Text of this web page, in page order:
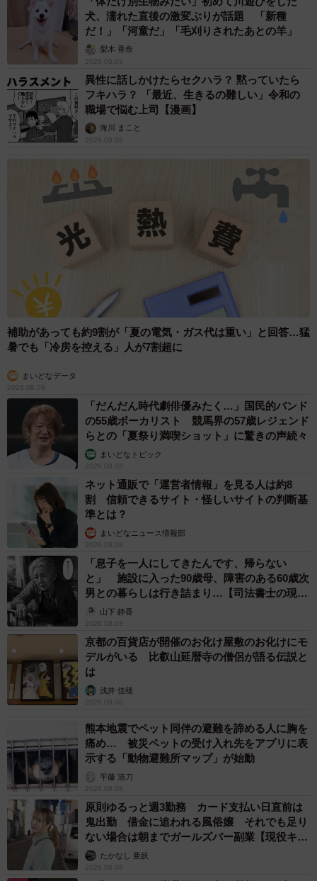
犬、濡れた直後の激変ぶりが話題 「新種
だ！」「河童だ」「毛刈りされたあとの羊」
梨木 香奈
2026.08.09
異性に話しかけたらセクハラ？ 黙っていたら
フキハラ？ 「最近、生きるの難しい」令和の
職場で悩む上司【漫画】
海川 まこと
2026.08.09
補助があっても約9割が「夏の電気・ガス代は重い」と回答…猛
暑でも「冷房を控える」人が7割超に
まいどなデータ
2026.08.08
「だんだん時代劇俳優みたく…」国民的バンド
の55歳ボーカリスト 競馬界の57歳レジェンド
らとの「夏祭り満喫ショット」に驚きの声続々
まいどなトピック
2026.08.08
ネット通販で「運営者情報」を見る人は約8
割 信頼できるサイト・怪しいサイトの判断基
準とは？
まいどなニュース情報部
2026.08.08
「息子を一人にしてきたんです、帰らない
と」 施設に入った90歳母、障害のある60歳次
男との暮らしは行き詰まり…【司法書士の現場
から】山下 静香
2026.08.08
京都の百貨店が開催のお化け屋敷のお化けにモ
デルがいる 比叡山延暦寺の僧侶が語る伝説と
は
浅井 佳穂
2026.08.08
熊本地震でペット同伴の避難を諦める人に胸を
痛め… 被災ペットの受け入れ先をアプリに表
示する「動物避難所マップ」が始動
平藤 清刀
2026.08.08
原則ゆるっと週3勤務 カード支払い日直前は
鬼出勤 借金に追われる風俗嬢 それでも足り
ない場合は朝までガールズバー副業【現役キャ
ストに取材】
たかなし 亜妖
2026.08.08